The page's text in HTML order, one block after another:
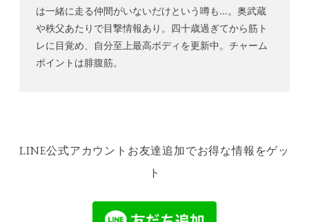
は一緒に走る仲間がいないだけという噂も…。奥武蔵
や秩父あたりで目撃情報あり。四十歳過ぎてから筋ト
レに目覚め、自分至上最高ボディを更新中。チャーム
ポイントは腓腹筋。
LINE公式アカウントお友達追加でお得な情報をゲッ
ト